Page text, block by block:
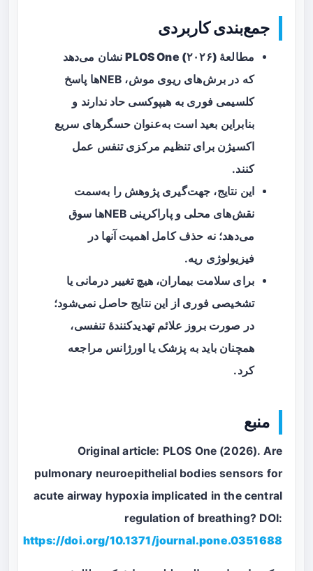
جمع‌بندی کاربردی
مطالعهٔ PLOS One (۲۰۲۶)
نشان می‌دهد
که در برش‌های ریوی موش، NEBها پاسخ
کلسیمی فوری به هیپوکسی حاد ندارند و
بنابراین بعید است به‌عنوان حسگرهای سریع
اکسیژن برای تنظیم مرکزی تنفس عمل
کنند.
این نتایج، جهت‌گیری پژوهش را به‌سمت
نقش‌های محلی و پاراکرینی NEBها سوق
می‌دهد؛ نه حذف کامل اهمیت آنها در
فیزیولوژی ریه.
برای سلامت بیماران، هیچ تغییر درمانی یا
تشخیصی فوری از این نتایج حاصل نمی‌شود؛
در صورت بروز علائم تهدیدکنندهٔ تنفسی،
همچنان باید به پزشک یا اورژانس مراجعه
کرد.
منبع
Original article: PLOS One (2026). Are
pulmonary neuroepithelial bodies sensors for
acute airway hypoxia implicated in the central
regulation of breathing? DOI:
https://doi.org/10.1371/journal.pone.0351688